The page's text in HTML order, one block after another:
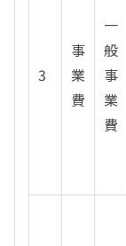
3
事
業
費
一
般
事
業
費